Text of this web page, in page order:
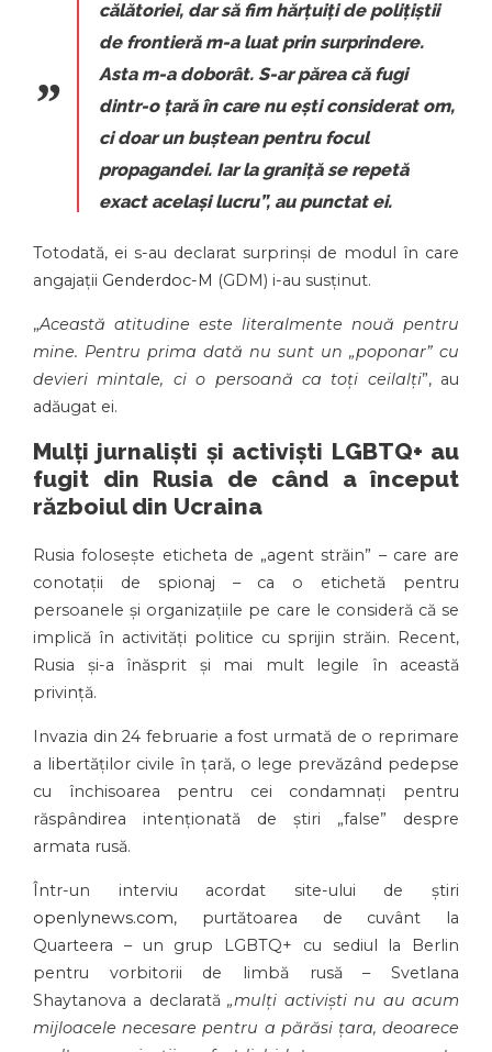
călătoriei, dar să fim hărțuiți de polițiștii
de frontieră m-a luat prin surprindere.
Asta m-a doborât. S-ar părea că fugi
dintr-o țară în care nu ești considerat om,
ci doar un buștean pentru focul
propagandei. Iar la graniță se repetă
exact același lucru”, au punctat ei.
Totodată, ei s-au declarat surprinși de modul în care
angajații Genderdoc-M (GDM) i-au susținut.
„Această atitudine este literalmente nouă pentru
mine. Pentru prima dată nu sunt un „poponar” cu
devieri mintale, ci o persoană ca toți ceilalți”, au
adăugat ei.
Mulți jurnaliști și activiști LGBTQ+ au
fugit din Rusia de când a început
războiul din Ucraina
Rusia folosește eticheta de „agent străin” – care are
conotații de spionaj – ca o etichetă pentru
persoanele și organizațiile pe care le consideră că se
implică în activități politice cu sprijin străin. Recent,
Rusia și-a înăsprit și mai mult legile în această
privință.
Invazia din 24 februarie a fost urmată de o reprimare
a libertăților civile în țară, o lege prevăzând pedepse
cu închisoarea pentru cei condamnați pentru
răspândirea intenționată de știri „false” despre
armata rusă.
Într-un interviu acordat site-ului de știri
openlynews.com, purtătoarea de cuvânt la
Quarteera – un grup LGBTQ+ cu sediul la Berlin
pentru vorbitorii de limbă rusă – Svetlana
Shaytanova a declarată„mulți activiști nu au acum
mijloacele necesare pentru a părăsi țara, deoarece